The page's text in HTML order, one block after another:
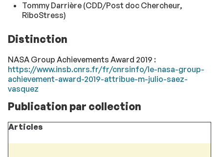
Tommy Darrière (CDD/Post doc Chercheur,
RiboStress)
Distinction
NASA Group Achievements Award 2019 :
https://www.insb.cnrs.fr/fr/cnrsinfo/le-nasa-group-
achievement-award-2019-attribue-m-julio-saez-
vasquez
Publication par collection
Articles